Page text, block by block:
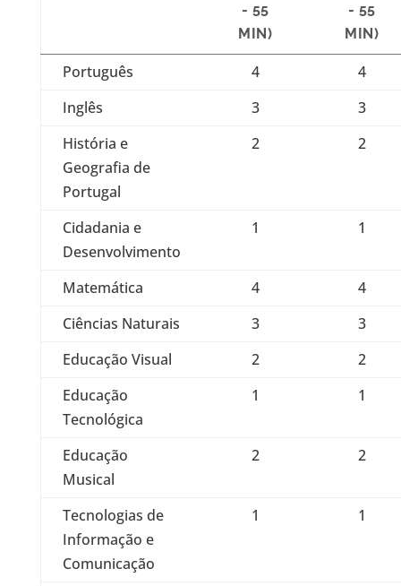
- 55
MIN)
- 55
MIN)
Português 4
4
Inglês
3
3
História e
Geografia de
Portugal
2 2
Cidadania e
Desenvolvimento
1 1
Matemática 4
4
Ciências Naturais
3
3
Educação Visual
2
2
Educação
Tecnológica
1 1
Educação
Musical
2 2
Tecnologias de
Informação e
Comunicação
1 1